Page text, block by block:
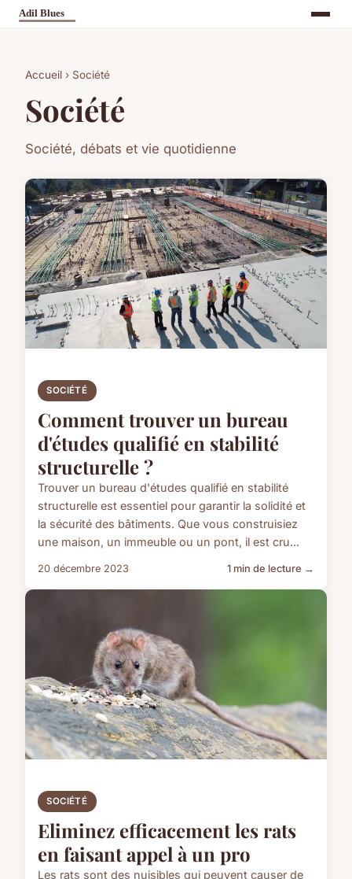
Accueil › Société
Société
Société, débats et vie quotidienne
SOCIÉTÉ
Comment trouver un bureau
d'études qualifié en stabilité
structurelle ?
Trouver un bureau d'études qualifié en stabilité
structurelle est essentiel pour garantir la solidité et
la sécurité des bâtiments. Que vous construisiez
une maison, un immeuble ou un pont, il est cru...
20 décembre 2023 1 min de lecture →
SOCIÉTÉ
Eliminez efficacement les rats
en faisant appel à un pro
Les rats sont des nuisibles qui peuvent causer de